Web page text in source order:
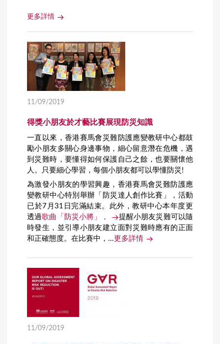
更多詳情
11/09/2019
得獎小朋友於才藝比賽展現防災知識
一直以來，香港賽馬會災難防護應變教研中心都鼓
勵小朋友多關心身邊事物，細心留意潛在危機，遇
到災難時，要懂得如何保護自己之餘，也要關懷他
人。只要細心學習，每個小朋友都可以學懂防災!
為激發小朋友的學習興趣，香港賽馬會災難防護應
變教研中心特別舉辦「防災達人創作比賽」，活動
已於7月31日完滿結束。此外，教研中心本年度更
透過歌曲「防災小將」，
提醒小朋友災難可以隨
時發生，並引導小朋友建立面對災難時應有的正面
和正確態度。在比賽中，... 更多詳情
11/09/2019